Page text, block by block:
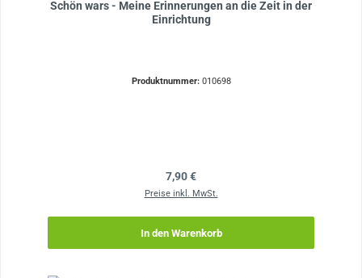
Schön wars - Meine Erinnerungen an die Zeit in der
Einrichtung
Produktnummer: 010698
Regulärer Preis:
7,90 €
Preise inkl. MwSt.
In den Warenkorb